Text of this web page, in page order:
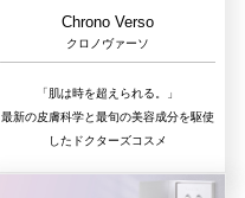
Chrono Verso
クロノヴァーソ
「肌は時を超えられる。」
最新の皮膚科学と最旬の美容成分を駆使
したドクターズコスメ